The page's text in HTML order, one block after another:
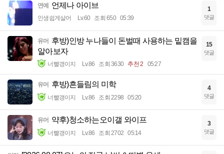
연예 언제나 아이브
인생쉽게살어 Lv.60 조회 650 05:39
1
댓글
유머 후방)인방 누나들이 돈벌때 사용하는 밑캠을
알아보자
너빨갱이지 Lv.86 조회 3630 추천 2 05:27
15
댓글
유머 후방)흔들림의 미학
너빨갱이지 Lv.86 조회 2298 05:20
4
댓글
유머 약후)청소하는오이갤 와이프
너빨갱이지 Lv.86 조회 2702 05:14
3
댓글